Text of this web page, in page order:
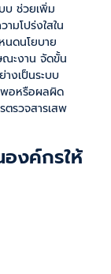
บ ช่วยเพิ่ม
มโปร่งใสใน
นดนโยบาย
ณะงาน จัดขั้น
งเป็นระบบ
พอหรือผลผิด
ตรวจสารเสพ
งค์กรให้